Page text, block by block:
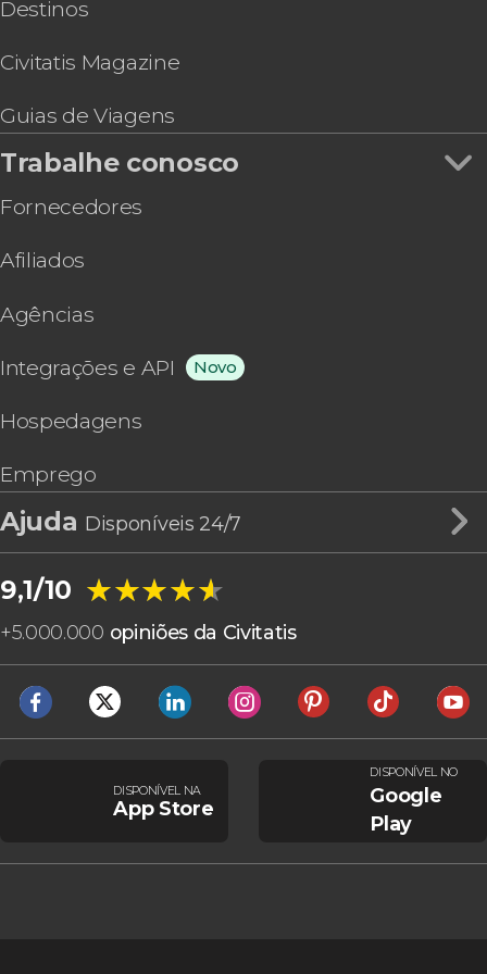
Destinos
Civitatis Magazine
Guias de Viagens
Trabalhe conosco
Fornecedores
Afiliados
Agências
Integrações e API Novo
Hospedagens
Emprego
Ajuda Disponíveis 24/7
9,1/10 ★★★★★
★★★★★
+5.000.000 opiniões da Civitatis
DISPONÍVEL NA
App Store
DISPONÍVEL NO
Google
Play